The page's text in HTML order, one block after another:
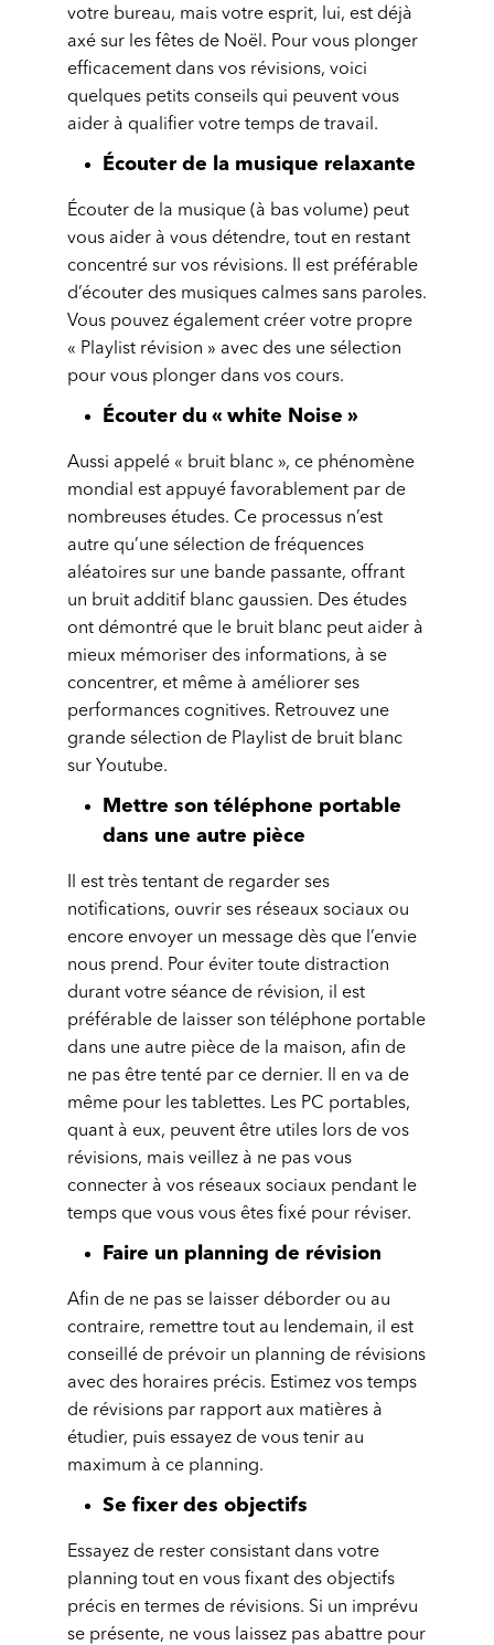
votre bureau, mais votre esprit, lui, est déjà
axé sur les fêtes de Noël. Pour vous plonger
efficacement dans vos révisions, voici
quelques petits conseils qui peuvent vous
aider à qualifier votre temps de travail.
Écouter de la musique relaxante
Écouter de la musique (à bas volume) peut
vous aider à vous détendre, tout en restant
concentré sur vos révisions. Il est préférable
d’écouter des musiques calmes sans paroles.
Vous pouvez également créer votre propre
« Playlist révision » avec des une sélection
pour vous plonger dans vos cours.
Écouter du « white Noise »
Aussi appelé « bruit blanc », ce phénomène
mondial est appuyé favorablement par de
nombreuses études. Ce processus n’est
autre qu’une sélection de fréquences
aléatoires sur une bande passante, offrant
un bruit additif blanc gaussien. Des études
ont démontré que le bruit blanc peut aider à
mieux mémoriser des informations, à se
concentrer, et même à améliorer ses
performances cognitives. Retrouvez une
grande sélection de Playlist de bruit blanc
sur Youtube.
Mettre son téléphone portable
dans une autre pièce
Il est très tentant de regarder ses
notifications, ouvrir ses réseaux sociaux ou
encore envoyer un message dès que l’envie
nous prend. Pour éviter toute distraction
durant votre séance de révision, il est
préférable de laisser son téléphone portable
dans une autre pièce de la maison, afin de
ne pas être tenté par ce dernier. Il en va de
même pour les tablettes. Les PC portables,
quant à eux, peuvent être utiles lors de vos
révisions, mais veillez à ne pas vous
connecter à vos réseaux sociaux pendant le
temps que vous vous êtes fixé pour réviser.
Faire un planning de révision
Afin de ne pas se laisser déborder ou au
contraire, remettre tout au lendemain, il est
conseillé de prévoir un planning de révisions
avec des horaires précis. Estimez vos temps
de révisions par rapport aux matières à
étudier, puis essayez de vous tenir au
maximum à ce planning.
Se fixer des objectifs
Essayez de rester consistant dans votre
planning tout en vous fixant des objectifs
précis en termes de révisions. Si un imprévu
se présente, ne vous laissez pas abattre pour